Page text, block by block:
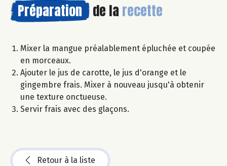
Préparation de la recette
Mixer la mangue préalablement épluchée et coupée
en morceaux.
Ajouter le jus de carotte, le jus d'orange et le
gingembre frais. Mixer à nouveau jusqu'à obtenir
une texture onctueuse.
Servir frais avec des glaçons.
Retour à la liste